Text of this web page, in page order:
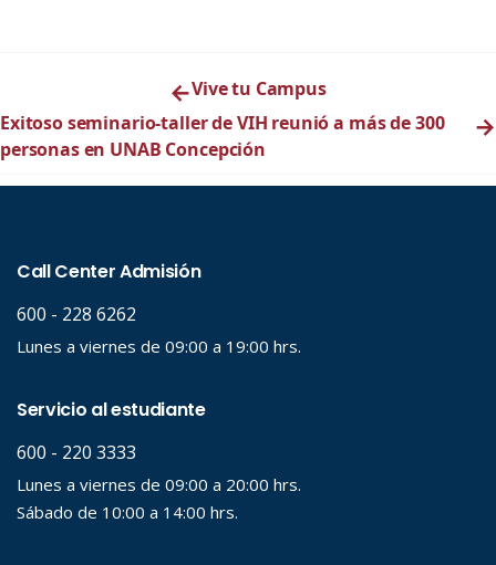
←Vive tu Campus
Exitoso seminario-taller de VIH reunió a más de 300
personas en UNAB Concepción
→